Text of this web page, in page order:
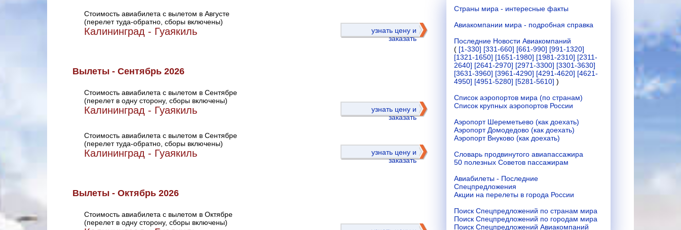
Стоимость авиабилета с вылетом в Августе
(перелет туда-обратно, сборы включены)
Калининград - Гуаякиль
узнать цену и
заказать
Вылеты - Сентябрь 2026
Стоимость авиабилета с вылетом в Сентябре
(перелет в одну сторону, сборы включены)
Калининград - Гуаякиль
узнать цену и
заказать
Стоимость авиабилета с вылетом в Сентябре
(перелет туда-обратно, сборы включены)
Калининград - Гуаякиль
узнать цену и
заказать
Вылеты - Октябрь 2026
Стоимость авиабилета с вылетом в Октябре
(перелет в одну сторону, сборы включены)
Страны мира - интересные факты
Авиакомпании мира - подробная справка
Последние Новости Авиакомпаний
( [1-330] [331-660] [661-990] [991-1320]
[1321-1650] [1651-1980] [1981-2310] [2311-
2640] [2641-2970] [2971-3300] [3301-3630]
[3631-3960] [3961-4290] [4291-4620] [4621-
4950] [4951-5280] [5281-5610] )
Список аэропортов мира (по странам)
Список крупных аэропортов России
Аэропорт Шереметьево (как доехать)
Аэропорт Домодедово (как доехать)
Аэропорт Внуково (как доехать)
Словарь продвинутого авиапассажира
50 полезных Советов пассажирам
Авиабилеты - Последние
Спецпредложения
Акции на перелеты в города России
Поиск Спецпредложений по странам мира
Поиск Спецпредложений по городам мира
Поиск Спецпредложений Авиакомпаний